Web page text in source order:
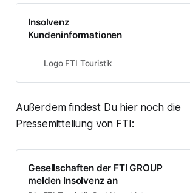
Insolvenz
Kundeninformationen
Logo FTI Touristik
Außerdem findest Du hier noch die
Pressemitteliung von FTI:
Gesellschaften der FTI GROUP
melden Insolvenz an